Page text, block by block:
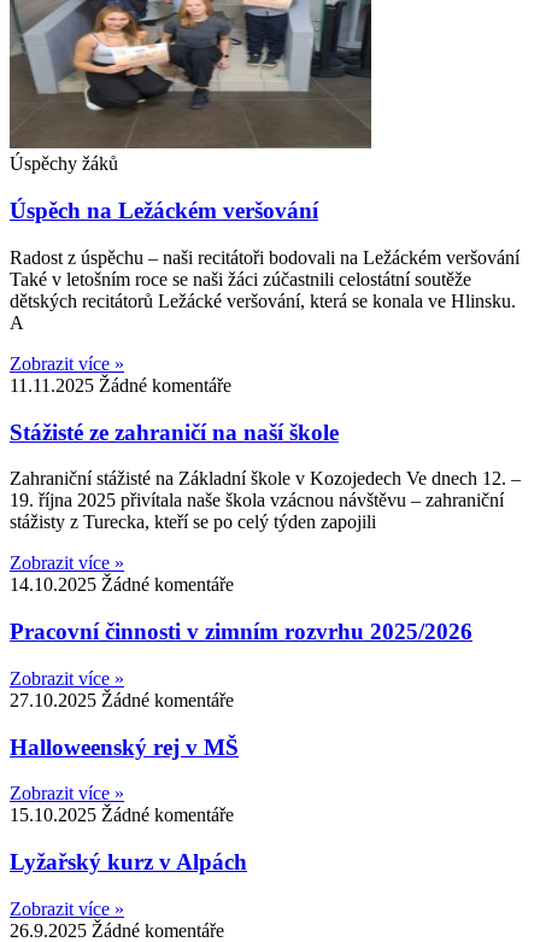
Úspěchy žáků
Úspěch na Ležáckém veršování
Radost z úspěchu – naši recitátoři bodovali na Ležáckém veršování
Také v letošním roce se naši žáci zúčastnili celostátní soutěže
dětských recitátorů Ležácké veršování, která se konala ve Hlinsku.
A
Zobrazit více »
11.11.2025 Žádné komentáře
Stážisté ze zahraničí na naší škole
Zahraniční stážisté na Základní škole v Kozojedech Ve dnech 12. –
19. října 2025 přivítala naše škola vzácnou návštěvu – zahraniční
stážisty z Turecka, kteří se po celý týden zapojili
Zobrazit více »
14.10.2025 Žádné komentáře
Pracovní činnosti v zimním rozvrhu 2025/2026
Zobrazit více »
27.10.2025 Žádné komentáře
Halloweenský rej v MŠ
Zobrazit více »
15.10.2025 Žádné komentáře
Lyžařský kurz v Alpách
Zobrazit více »
26.9.2025 Žádné komentáře